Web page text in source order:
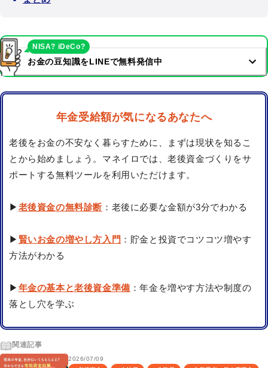
お金の豆知識をLINEで無料発信中
NISA? iDeCo?
年金受給額が気になるあなたへ
老後をお金の不安なく暮らすために、まずは現状を知るこ
とから始めましょう。マネイロでは、老後資金づくりをサ
ポートする無料ツールを利用いただけます。
▶ 老後資金の無料診断 ：老後に必要な金額が3分でわかる
▶ 賢いお金の増やし方入門 ：貯金と投資でコツコツ増やす
方法がわかる
▶ 年金の基本と老後資金準備 ：年金を増やす方法や制度の
落とし穴を学ぶ
関連記事
2026/07/09